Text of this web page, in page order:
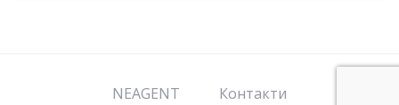
NEAGENT Контакти